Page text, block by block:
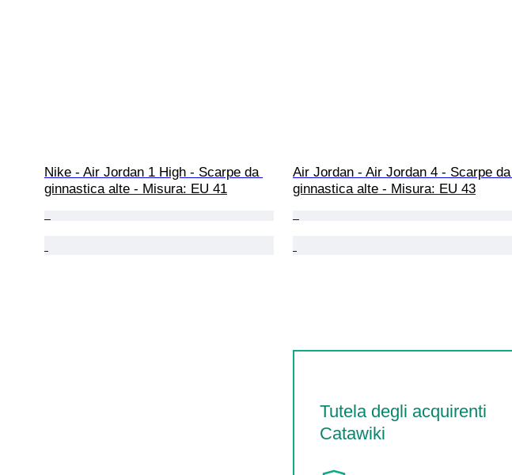
Nike - Air Jordan 1 High - Scarpe da
ginnastica alte - Misura: EU 41
Air Jordan - Air Jordan 4 - Scarpe da
ginnastica alte - Misura: EU 43
Tutela degli acquirenti
Catawiki